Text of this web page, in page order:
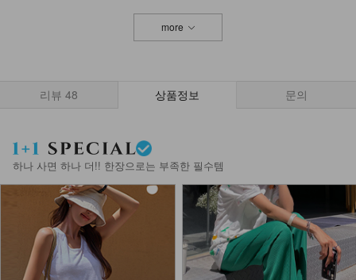
more
리뷰 48 상품정보 문의
하나 사면 하나 더!! 한장으로는 부족한 필수템